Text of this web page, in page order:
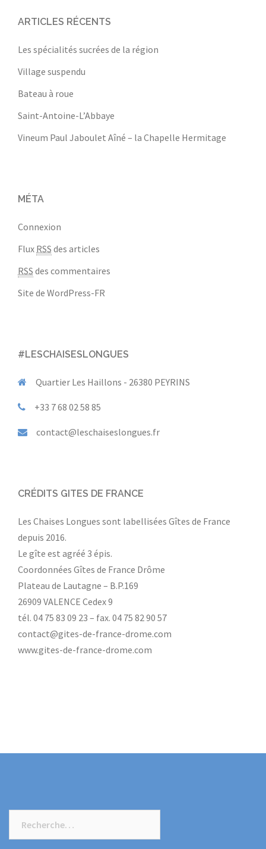
ARTICLES RÉCENTS
Les spécialités sucrées de la région
Village suspendu
Bateau à roue
Saint-Antoine-L’Abbaye
Vineum Paul Jaboulet Aîné – la Chapelle Hermitage
MÉTA
Connexion
Flux RSS des articles
RSS des commentaires
Site de WordPress-FR
#LESCHAISESLONGUES
Quartier Les Haillons - 26380 PEYRINS
+33 7 68 02 58 85
contact@leschaiseslongues.fr
CRÉDITS GITES DE FRANCE
Les Chaises Longues sont labellisées Gîtes de France
depuis 2016.
Le gîte est agréé 3 épis.
Coordonnées Gîtes de France Drôme
Plateau de Lautagne – B.P.169
26909 VALENCE Cedex 9
tél. 04 75 83 09 23 – fax. 04 75 82 90 57
contact@gites-de-france-drome.com
www.gites-de-france-drome.com